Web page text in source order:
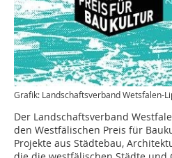
Grafik: Landschaftsverband Wetsfalen-
Der Landschaftsverband
den Westfälischen Preis für
Projekte aus Städtebau,